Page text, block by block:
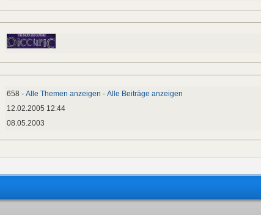
658 - Alle Themen anzeigen - Alle Beiträge anzeigen
12.02.2005 12:44
08.05.2003